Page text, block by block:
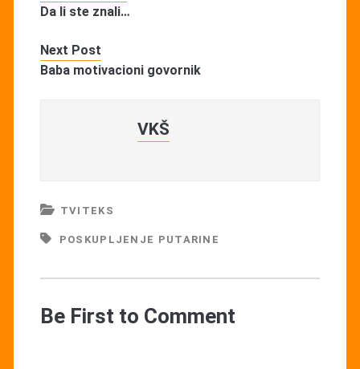
Da li ste znali…
Next Post
Baba motivacioni govornik
VKŠ
TVITEKS
POSKUPLJENJE PUTARINE
Be First to Comment